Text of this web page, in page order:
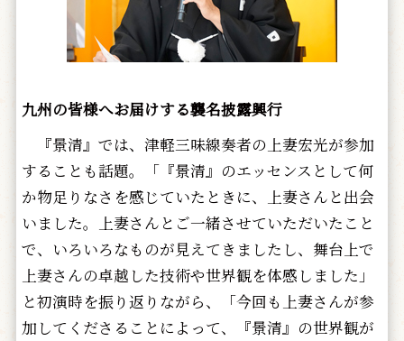
九州の皆様へお届けする襲名披露興行
『景清』では、津軽三味線奏者の上妻宏光が参加
することも話題。「『景清』のエッセンスとして何
か物足りなさを感じていたときに、上妻さんと出会
いました。上妻さんとご一緒させていただいたこと
で、いろいろなものが見えてきましたし、舞台上で
上妻さんの卓越した技術や世界観を体感しました」
と初演時を振り返りながら、「今回も上妻さんが参
加してくださることによって、『景清』の世界観が